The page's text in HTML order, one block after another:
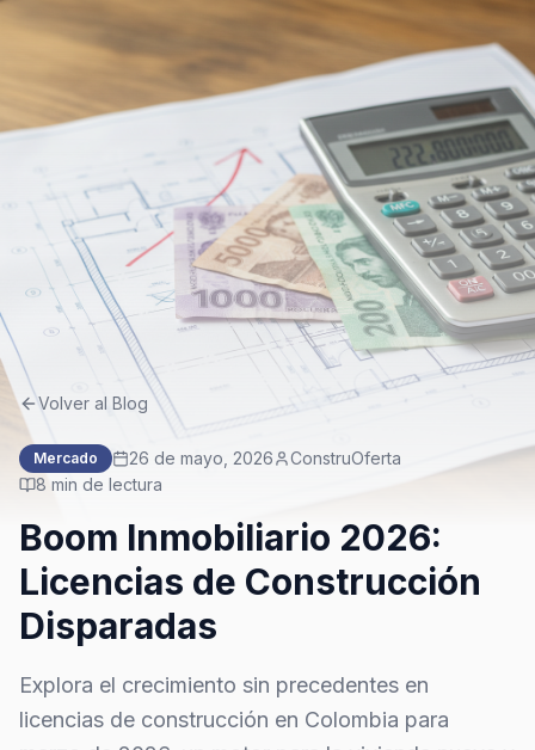
Volver al Blog
Mercado 26 de mayo, 2026
ConstruOferta
8 min de lectura
Boom Inmobiliario 2026:
Licencias de Construcción
Disparadas
Explora el crecimiento sin precedentes en
licencias de construcción en Colombia para